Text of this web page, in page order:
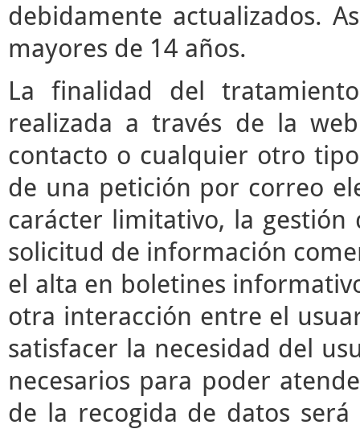
debidamente actualizados.
mayores de 14 años.
La finalidad del
realizada a través de la
contacto o cualquier otro
de una petición por correo
carácter limitativo, la
solicitud de información
el alta en boletines
otra interacción entre el
satisfacer la necesidad del
necesarios para poder
de la recogida de datos